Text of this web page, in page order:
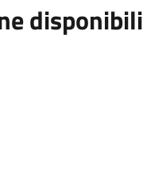
disponibili